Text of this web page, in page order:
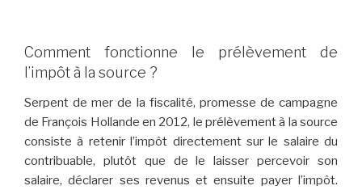
Comment fonctionne le prélèvement de
l’impôt à la source ?
Serpent de mer de la fiscalité, promesse de campagne
de François Hollande en 2012, le prélèvement à la source
consiste à retenir l’impôt directement sur le salaire du
contribuable, plutôt que de le laisser percevoir son
salaire, déclarer ses revenus et ensuite payer l’impôt.